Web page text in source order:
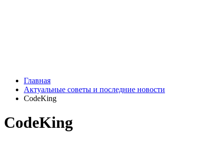
Главная
Актуальные советы и последние новости
CodeKing
CodeKing